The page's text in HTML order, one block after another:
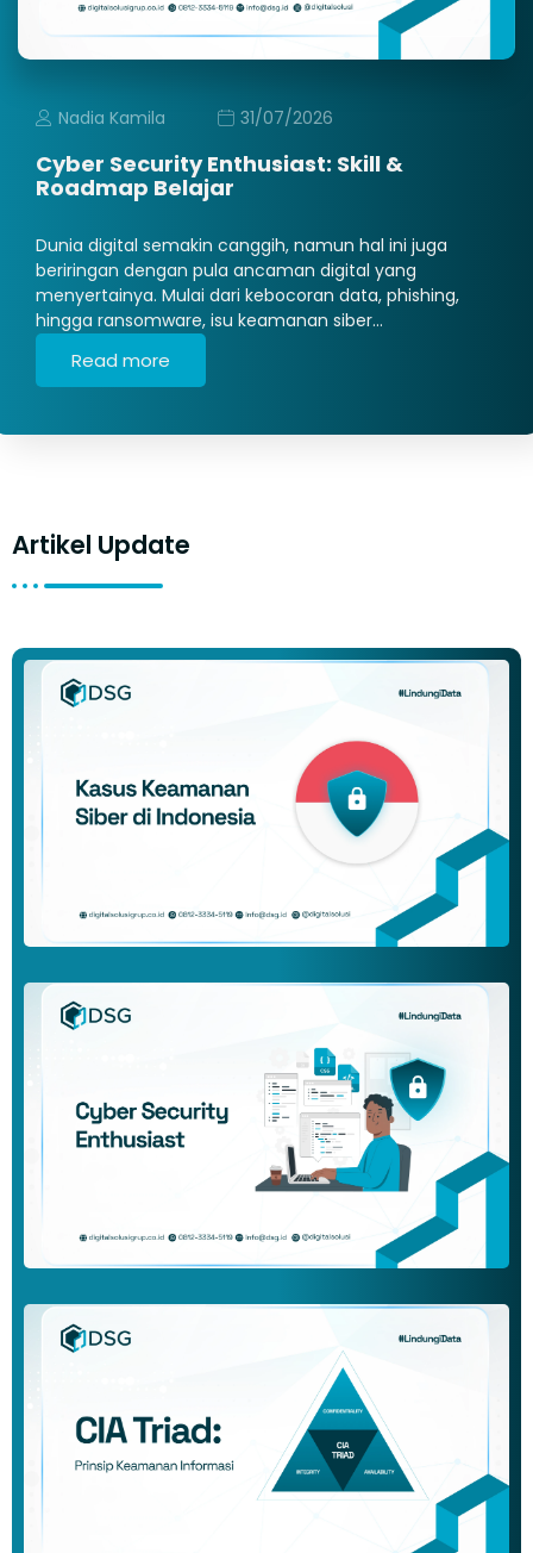
Nadia Kamila 31/07/2026
Cyber Security Enthusiast: Skill &
Roadmap Belajar
Dunia digital semakin canggih, namun hal ini juga
beriringan dengan pula ancaman digital yang
menyertainya. Mulai dari kebocoran data, phishing,
hingga ransomware, isu keamanan siber…
Read more
Artikel Update